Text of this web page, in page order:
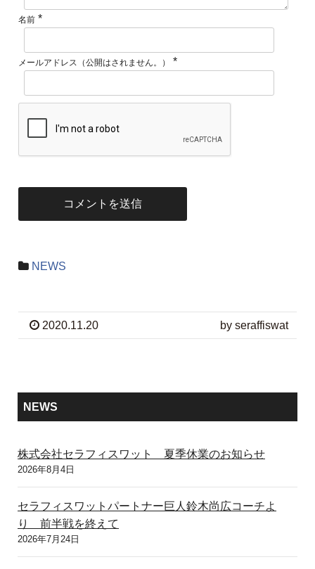
名前 *
メールアドレス（公開はされません。） *
NEWS
2020.11.20 by seraffiswat
NEWS
株式会社セラフィスワット 夏季休業のお知らせ
2026年8月4日
セラフィスワットパートナー巨人鈴木尚広コーチよ
り 前半戦を終えて
2026年7月24日